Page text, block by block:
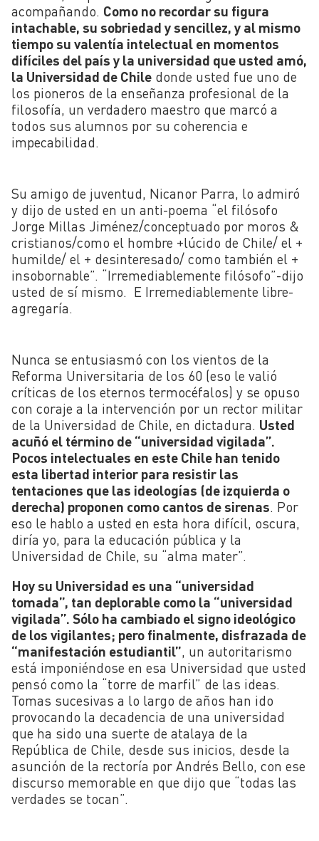
acompañando. Como no recordar su figura
intachable, su sobriedad y sencillez, y al mismo
tiempo su valentía intelectual en momentos
difíciles del país y la universidad que usted amó,
la Universidad de Chile donde usted fue uno de
los pioneros de la enseñanza profesional de la
filosofía, un verdadero maestro que marcó a
todos sus alumnos por su coherencia e
impecabilidad.
Su amigo de juventud, Nicanor Parra, lo admiró
y dijo de usted en un anti-poema “el filósofo
Jorge Millas Jiménez/conceptuado por moros &
cristianos/como el hombre +lúcido de Chile/ el +
humilde/ el + desinteresado/ como también el +
insobornable”. “Irremediablemente filósofo”-dijo
usted de sí mismo. E Irremediablemente libre-
agregaría.
Nunca se entusiasmó con los vientos de la
Reforma Universitaria de los 60 (eso le valió
críticas de los eternos termocéfalos) y se opuso
con coraje a la intervención por un rector militar
de la Universidad de Chile, en dictadura. Usted
acuñó el término de “universidad vigilada”.
Pocos intelectuales en este Chile han tenido
esta libertad interior para resistir las
tentaciones que las ideologías (de izquierda o
derecha) proponen como cantos de sirenas. Por
eso le hablo a usted en esta hora difícil, oscura,
diría yo, para la educación pública y la
Universidad de Chile, su “alma mater”.
Hoy su Universidad es una “universidad
tomada”, tan deplorable como la “universidad
vigilada”. Sólo ha cambiado el signo ideológico
de los vigilantes; pero finalmente, disfrazada de
“manifestación estudiantil”, un autoritarismo
está imponiéndose en esa Universidad que usted
pensó como la “torre de marfil” de las ideas.
Tomas sucesivas a lo largo de años han ido
provocando la decadencia de una universidad
que ha sido una suerte de atalaya de la
República de Chile, desde sus inicios, desde la
asunción de la rectoría por Andrés Bello, con ese
discurso memorable en que dijo que “todas las
verdades se tocan”.